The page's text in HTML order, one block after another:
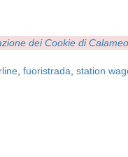
dei Cookie di Calameo
fuoristrada station